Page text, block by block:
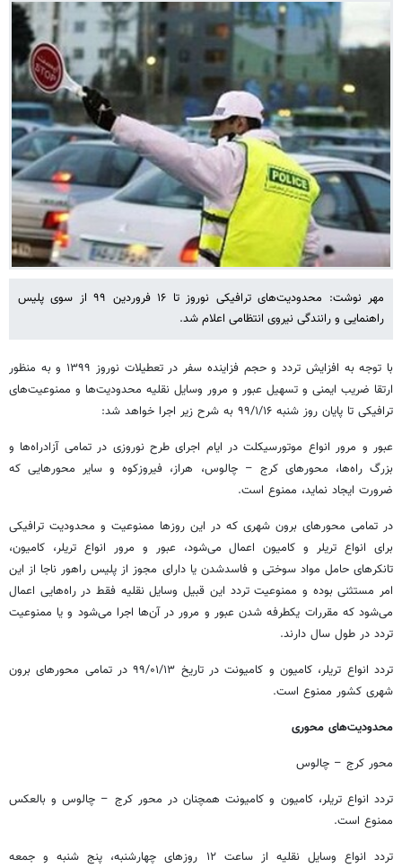
مهر نوشت: محدودیت‌های ترافیکی نوروز تا ۱۶ فروردین ۹۹ از سوی پلیس
راهنمایی و رانندگی نیروی انتظامی اعلام شد.
با توجه به افزایش تردد و حجم فزاینده سفر در تعطیلات نوروز ۱۳۹۹ و به منظور
ارتقا ضریب ایمنی و تسهیل عبور و مرور وسایل نقلیه محدودیت‌ها و ممنوعیت‌های
ترافیکی تا پایان روز شنبه ۹۹/۱/۱۶ به شرح زیر اجرا خواهد شد:
عبور و مرور انواع موتورسیکلت در ایام اجرای طرح نوروزی در تمامی آزادراه‌ها و
بزرگ راه‌ها، محورهای کرج – چالوس، هراز، فیروزکوه و سایر محورهایی که
ضرورت ایجاد نماید، ممنوع است.
در تمامی محورهای برون شهری که در این روزها ممنوعیت و محدودیت ترافیکی
برای انواع تریلر و کامیون اعمال می‌شود، عبور و مرور انواع تریلر، کامیون،
تانکرهای حامل مواد سوختی و فاسدشدن یا دارای مجوز از پلیس راهور ناجا از این
امر مستثنی بوده و ممنوعیت تردد این قبیل وسایل نقلیه فقط در راه‌هایی اعمال
می‌شود که مقررات یکطرفه شدن عبور و مرور در آن‌ها اجرا می‌شود و یا ممنوعیت
تردد در طول سال دارند.
تردد انواع تریلر، کامیون و کامیونت در تاریخ ۱۳/‏۰۱/‏۹۹‬ در تمامی محورهای برون
شهری کشور ممنوع است.
محدودیت‌های محوری
محور کرج – چالوس
تردد انواع تریلر، کامیون و کامیونت همچنان در محور کرج – چالوس و بالعکس
ممنوع است.
تردد انواع وسایل نقلیه از ساعت ۱۲ روزهای چهارشنبه، پنج شنبه و جمعه